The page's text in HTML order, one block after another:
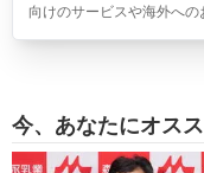
向けのサービスや海外へ
今、あなたにオス